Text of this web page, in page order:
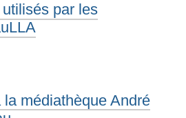
par les
médiathèque André